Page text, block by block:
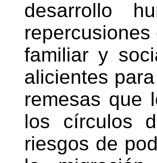
desarrollo
familiar y
alicientes
remesas que
los círculos
riesgos de